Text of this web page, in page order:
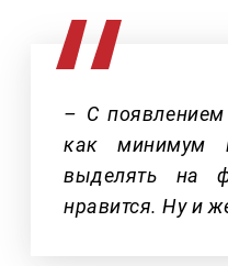
– С
как минимум
выделять на
нравится. Ну и